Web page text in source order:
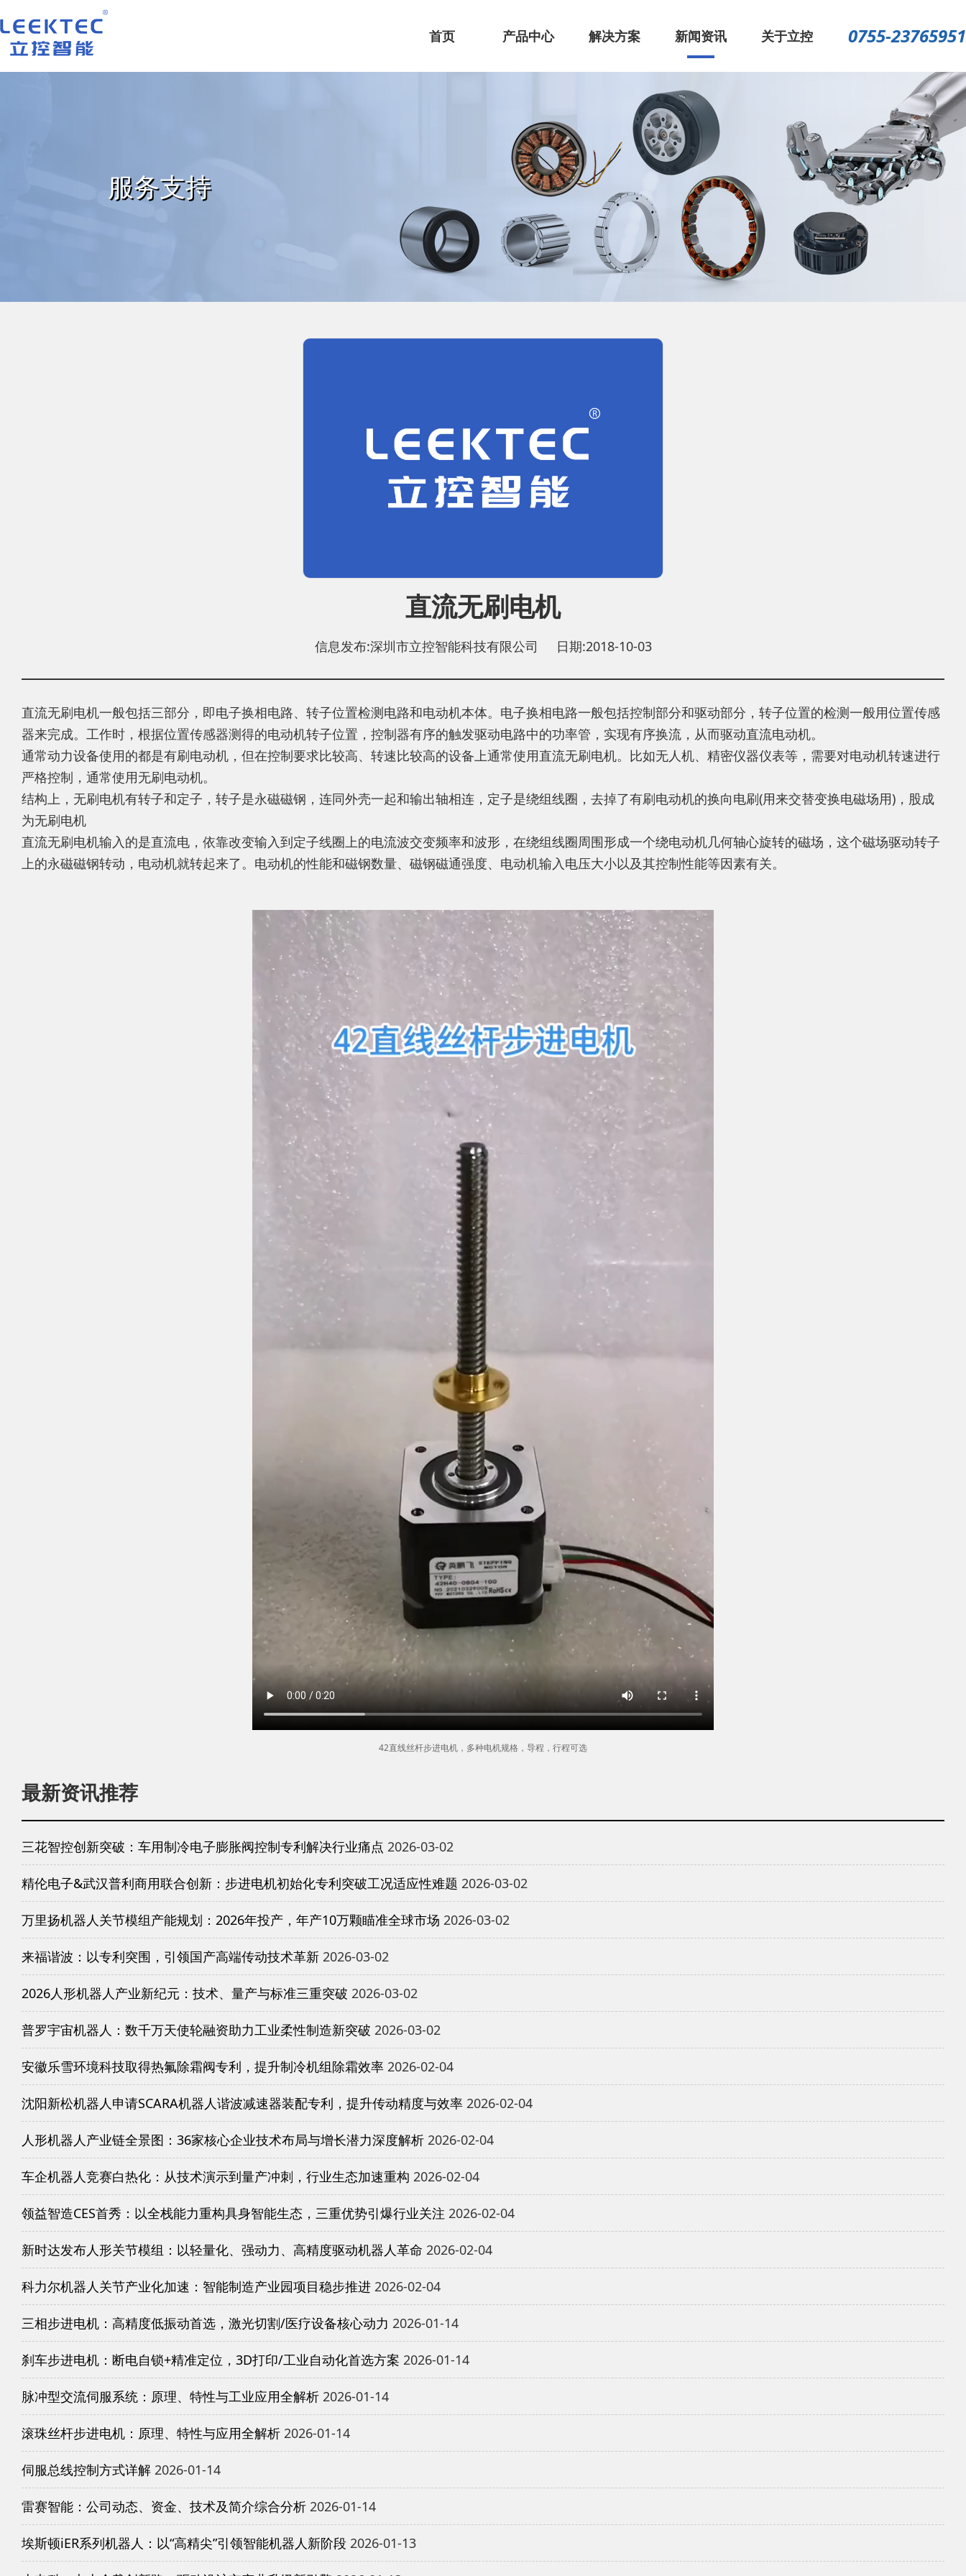
深圳市立控智能科技有限公司
首页
产品中心 解决方案 新闻资讯 关于立控 0755-23765951
服务支持
直流无刷电机
信息发布:深圳市立控智能科技有限公司 日期:2018-10-03
直流无刷电机一般包括三部分，即电子换相电路、转子位置检测电路和电动机本体。电子换相电路一般包括控制部分和驱动部分，转子位置的检测一般用位置传感
器来完成。工作时，根据位置传感器测得的电动机转子位置，控制器有序的触发驱动电路中的功率管，实现有序换流，从而驱动直流电动机。
通常动力设备使用的都是有刷电动机，但在控制要求比较高、转速比较高的设备上通常使用直流无刷电机。比如无人机、精密仪器仪表等，需要对电动机转速进行
严格控制，通常使用无刷电动机。
结构上，无刷电机有转子和定子，转子是永磁磁钢，连同外壳一起和输出轴相连，定子是绕组线圈，去掉了有刷电动机的换向电刷(用来交替变换电磁场用)，股成
为无刷电机
直流无刷电机输入的是直流电，依靠改变输入到定子线圈上的电流波交变频率和波形，在绕组线圈周围形成一个绕电动机几何轴心旋转的磁场，这个磁场驱动转子
上的永磁磁钢转动，电动机就转起来了。电动机的性能和磁钢数量、磁钢磁通强度、电动机输入电压大小以及其控制性能等因素有关。
42直线丝杆步进电机，多种电机规格，导程，行程可选
最新资讯推荐
三花智控创新突破：车用制冷电子膨胀阀控制专利解决行业痛点 2026-03-02
精伦电子&武汉普利商用联合创新：步进电机初始化专利突破工况适应性难题 2026-03-02
万里扬机器人关节模组产能规划：2026年投产，年产10万颗瞄准全球市场 2026-03-02
来福谐波：以专利突围，引领国产高端传动技术革新 2026-03-02
2026人形机器人产业新纪元：技术、量产与标准三重突破 2026-03-02
普罗宇宙机器人：数千万天使轮融资助力工业柔性制造新突破 2026-03-02
安徽乐雪环境科技取得热氟除霜阀专利，提升制冷机组除霜效率 2026-02-04
沈阳新松机器人申请SCARA机器人谐波减速器装配专利，提升传动精度与效率 2026-02-04
人形机器人产业链全景图：36家核心企业技术布局与增长潜力深度解析 2026-02-04
车企机器人竞赛白热化：从技术演示到量产冲刺，行业生态加速重构 2026-02-04
领益智造CES首秀：以全栈能力重构具身智能生态，三重优势引爆行业关注 2026-02-04
新时达发布人形关节模组：以轻量化、强动力、高精度驱动机器人革命 2026-02-04
科力尔机器人关节产业化加速：智能制造产业园项目稳步推进 2026-02-04
三相步进电机：高精度低振动首选，激光切割/医疗设备核心动力 2026-01-14
刹车步进电机：断电自锁+精准定位，3D打印/工业自动化首选方案 2026-01-14
脉冲型交流伺服系统：原理、特性与工业应用全解析 2026-01-14
滚珠丝杆步进电机：原理、特性与应用全解析 2026-01-14
伺服总线控制方式详解 2026-01-14
雷赛智能：公司动态、资金、技术及简介综合分析 2026-01-14
埃斯顿iER系列机器人：以“高精尖”引领智能机器人新阶段 2026-01-13